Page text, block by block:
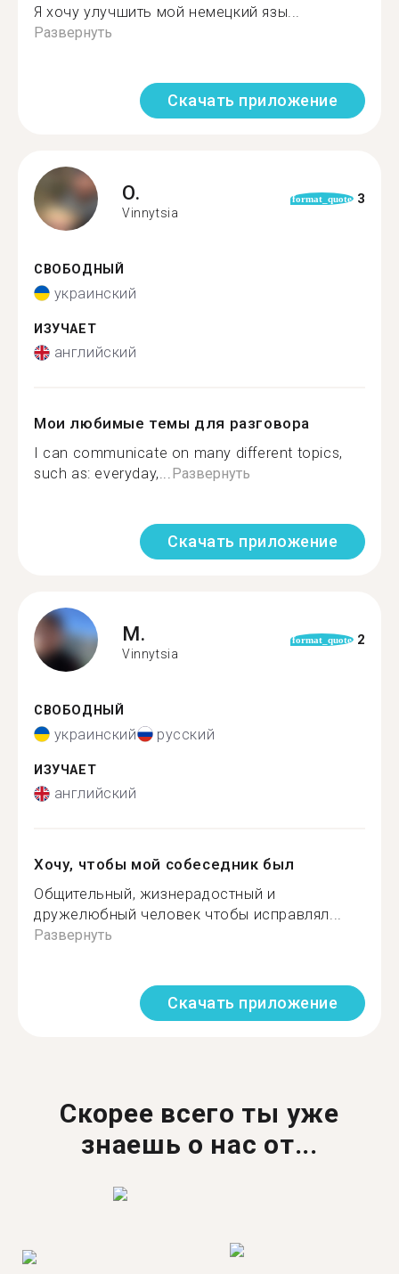
Я хочу улучшить мой немецкий язы...
Развернуть
Скачать приложение
O.
Vinnytsia
format_quote 3
СВОБОДНЫЙ
украинский
ИЗУЧАЕТ
английский
Мои любимые темы для разговора
I can communicate on many different topics,
such as: everyday,...Развернуть
Скачать приложение
M.
Vinnytsia
format_quote 2
СВОБОДНЫЙ
украинский русский
ИЗУЧАЕТ
английский
Хочу, чтобы мой собеседник был
Общительный, жизнерадостный и
дружелюбный человек чтобы исправлял...
Развернуть
Скачать приложение
Скорее всего ты уже
знаешь о нас от...